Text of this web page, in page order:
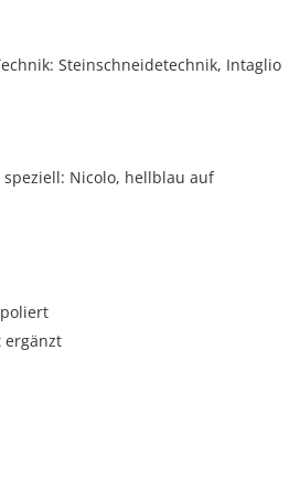
Steinschneidetechnik, Intaglio
Nicolo, hellblau auf
ergänzt